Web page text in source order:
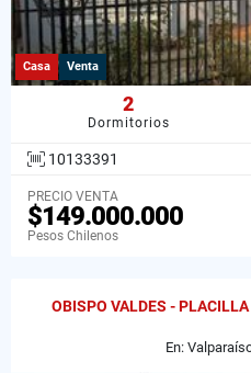
Casa Venta
2
Dormitorios
10133391
PRECIO VENTA
$149.000.000
Pesos Chilenos
OBISPO VALDES -
En: